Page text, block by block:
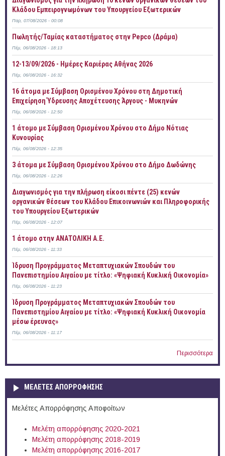
Κλάδου Εμπειρογνωμόνων του Υπουργείου Εξωτερικών
Παρ, 07/08/2026 - 00:08
Πωλητής/Ταμίας καταστήματος στην Pepco (Δράμα)
Πέμ, 06/08/2026 - 18:13
12-13/09/2026 - Ημέρες Καριέρας Αθήνας 2026
Πέμ, 06/08/2026 - 16:32
16 άτομα με Σύμβαση Ορισμένου Χρόνου στη Δημοτική
Επιχείρηση Ύδρευσης Αποχέτευσης Άργους - Μυκηνών
Πέμ, 06/08/2026 - 12:50
1 άτομο με Σύμβαση Ορισμένου Χρόνου στο Δήμο Νότιας
Κυνουρίας
Πέμ, 06/08/2026 - 12:35
3 άτομα με Σύμβαση Ορισμένου Χρόνου στο Δήμο Δωδώνης
Πέμ, 06/08/2026 - 12:26
Διαγωνισμός για την πλήρωση είκοσι πέντε (25) κενών
οργανικών θέσεων του Κλάδου Επικοινωνιών και Πληροφορικής
του Υπουργείου Εξωτερικών
Πέμ, 06/08/2026 - 12:07
1 άτομο στην ΑΝΑΤΟΛΙΚΗ Α.Ε.
Πέμ, 06/08/2026 - 11:33
Ίδρυση Προγράμματος Μεταπτυχιακών Σπουδών του
Πανεπιστημίου Αιγαίου με τίτλο: «Ψηφιακή Κυκλική Οικονομία»
Πέμ, 06/08/2026 - 11:23
Ίδρυση Προγράμματος Μεταπτυχιακών Σπουδών του
Πανεπιστημίου Αιγαίου με τίτλο: «Ψηφιακή Κυκλική Οικονομία
μέσω έρευνας»
Πέμ, 06/08/2026 - 11:17
Περισσότερα
ΜΕΛΕΤΕΣ ΑΠΟΡΡΟΦΗΣΗΣ
Μελέτες Απορρόφησης Αποφοίτων
Μελέτη απορρόφησης 2020-2021
Μελέτη απορρόφησης 2018-2019
Μελέτη απορρόφησης 2016-2017